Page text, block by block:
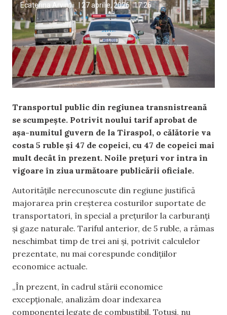
Ecaterina Arvintii 27 aprilie, 2026 17:26
Transportul public din regiunea transnistreană
se scumpește. Potrivit noului tarif aprobat de
așa-numitul guvern de la Tiraspol, o călătorie va
costa 5 ruble și 47 de copeici, cu 47 de copeici mai
mult decât în prezent. Noile prețuri vor intra în
vigoare în ziua următoare publicării oficiale.
Autoritățile nerecunoscute din regiune justifică
majorarea prin creșterea costurilor suportate de
transportatori, în special a prețurilor la carburanți
și gaze naturale. Tariful anterior, de 5 ruble, a rămas
neschimbat timp de trei ani și, potrivit calculelor
prezentate, nu mai corespunde condițiilor
economice actuale.
„În prezent, în cadrul stării economice
excepționale, analizăm doar indexarea
componentei legate de combustibil. Totuși, nu